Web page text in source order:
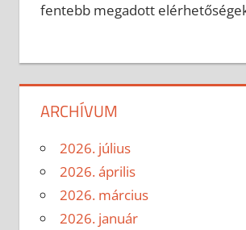
fentebb megadott
ARCHÍVUM
2026. július
2026. április
2026. március
2026. január